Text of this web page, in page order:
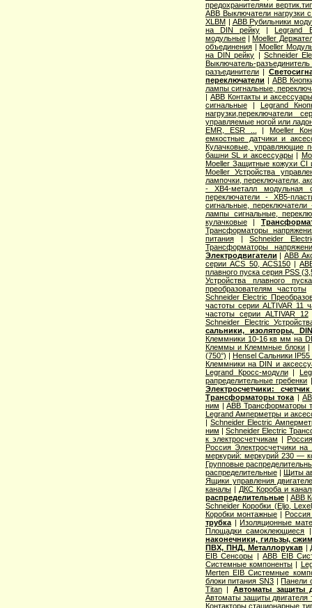
предохранителями
ABB Выключатели нагрузки
XLBM| ABB Рубильники
на DIN рейку |Legrand
модульные|Moeller
объединения|Moeller
на DIN рейку | Schneider
Выключатель-
разъединители|
переключатели | ABB
лампы сигнальные,
| ABB Контакты и
сигнальные| Legrand
нагрузки,переключатели
управляемые ногой или
EMR, ESR ...
|Moeller
емкостные датчики и
Кулачковые, управляющие
башни SL и аксессуары|
Moeller Защитные кожухи CI
Moeller Устройства
лампочки, переключатели,
- XB4-металл модульная
переключатели - XB5-
сигнальные,
лампы сигнальные,
кулачковые|
Трансформаторы
питания|Schneider
Трансформаторы
Электродвигатели |ABB
серии ACS 50, ACS150 |
плавного пуска серия PSS
Устройства плавного
преобразователям частоты
Schneider Electric
частоты серии ALTIVAR 11
частоты серии ALTIVAR 12
Schneider Electric
сальники, изоляторы,
Клеммники 10-16 кв мм на
Клеммы и Клеммные блоки
(750°) | Hensel Сальники IP55
Клеммники на DIN и
Legrand Кросс-модули|
рапределительные гребенки
Электросчетчики:
Трансформаторы тока |
ним |ABB Трансформаторы
Legrand Амперметры и
| Schneider Electric
ним |Schneider Electric
к электросчетчикам |
Россия Электросчетчики
меркурий: меркурий 230 —
Групповые
распределительные|Щиты
Ящики управления
каналы| ДКС Короба и
распределительные|ABB
Schneider Коробки (Eljo,
Коробки монтажные|
трубка|Изоляционные
Площадки самоклеющиеся
наконечники, гильзы,
ПВХ, ПНД, Металлорукав|
EIB Сенсоры |ABB EIB
Системные компоненты |
Merten EIB Системные
блоки питания SN3 |Панели
Titan| Автоматы защиты
Автоматы защиты двигателя
Контакторы стационарные